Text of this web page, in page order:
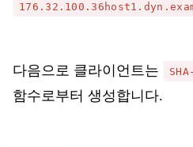
다음으로 클라이언트는
함수로부터 생성합니다.